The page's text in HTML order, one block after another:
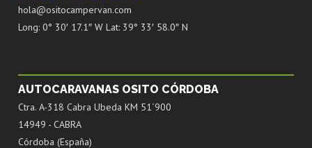
hola@ositocampervan.com
Long: 0° 30′ 17.1″ W Lat: 39° 33′ 58.0″ N
AUTOCARAVANAS OSITO CÓRDOBA
Ctra. A-318 Cabra Ubeda KM 51´900
14949 - CABRA
Córdoba (España)